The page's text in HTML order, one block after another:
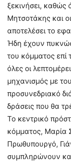
ξεκινήσει, καθώς
Μητσοτάκης και
αποτελέσει το
Ήδη έχουν
του κόμματος επί
όλες οι
μηχανισμός με
προσυνεδριακό
δράσεις που θα
Το κεντρικό
κόμματος, Μαρία
Πρωθυπουργό,
συμπληρώνουν